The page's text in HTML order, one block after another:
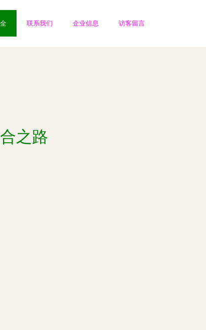
联系我们 企业信息 访客留言
之路